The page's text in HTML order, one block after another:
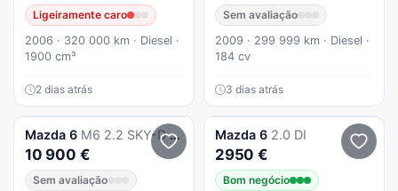
Ligeiramente caro
2006 · 320 000 km · Diesel ·
1900 cm³
2 dias atrás
Sem avaliação
2009 · 299 999 km · Diesel ·
184 cv
3 dias atrás
Mazda 6 M6 2.2 SKY-D Essence
10 900 €
Sem avaliação
Mazda 6 2.0 DI
2950 €
Bom negócio